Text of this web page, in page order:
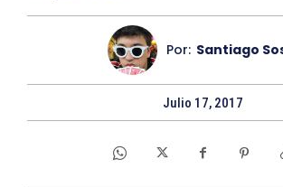
Por: Santiago
Julio 17, 2017